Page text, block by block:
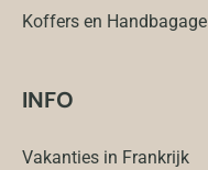
Koffers en Handbagage
INFO
Vakanties in Frankrijk